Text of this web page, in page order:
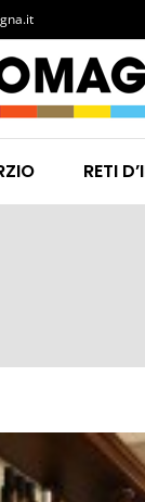
RETI